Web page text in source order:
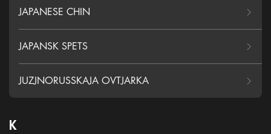
JAPANESE CHIN
JAPANSK SPETS
JUZJNORUSSKAJA OVTJARKA
K